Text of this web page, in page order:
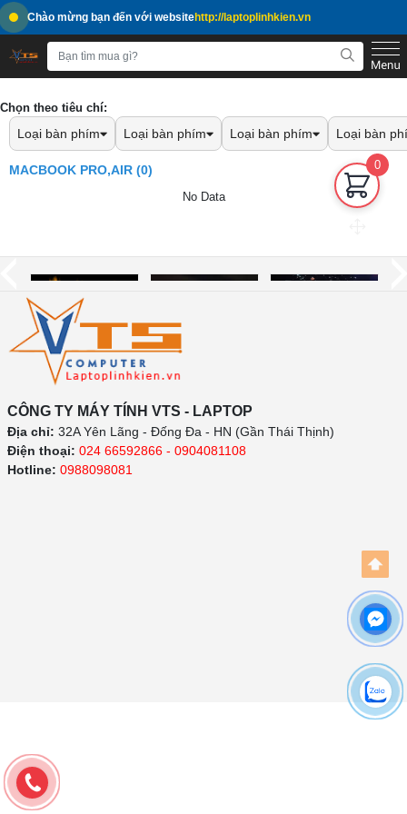
Chào mừng bạn đến với websitehttp://laptoplinhkien.vn
Chọn theo tiêu chí:
Loại bàn phím Loại bàn phím Loại bàn phím Loại bàn
MACBOOK PRO,AIR (0)
No Data
CÔNG TY MÁY TÍNH VTS - LAPTOP
Địa chỉ: 32A Yên Lãng - Đống Đa - HN (Gần Thái Thịnh)
Điện thoại: 024 66592866 - 0904081108
Hotline: 0988098081
0